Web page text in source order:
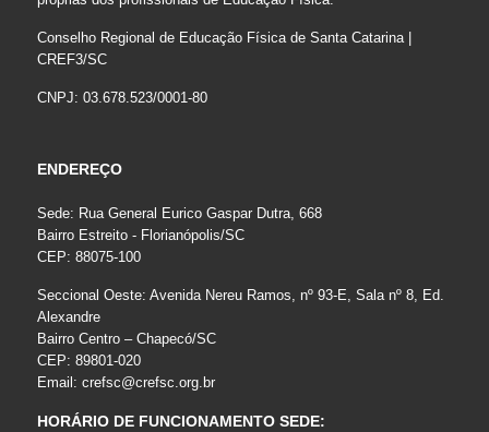
Conselho Regional de Educação Física de Santa Catarina |
CREF3/SC
CNPJ: 03.678.523/0001-80
ENDEREÇO
Sede: Rua General Eurico Gaspar Dutra, 668
Bairro Estreito - Florianópolis/SC
CEP: 88075-100
Seccional Oeste: Avenida Nereu Ramos, nº 93-E, Sala nº 8, Ed.
Alexandre
Bairro Centro – Chapecó/SC
CEP: 89801-020
Email: crefsc@crefsc.org.br
HORÁRIO DE FUNCIONAMENTO SEDE: